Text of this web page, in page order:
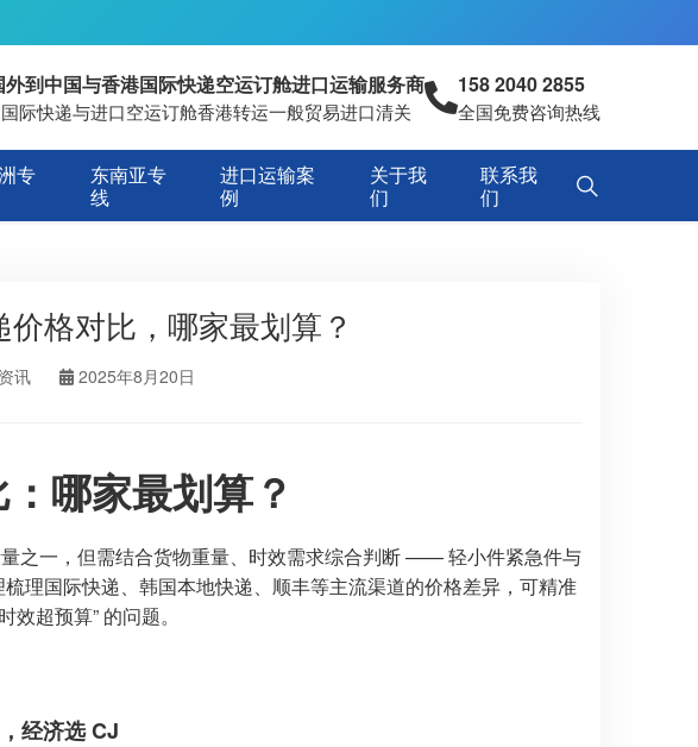
到中国与香港国际快递空运订舱进口运输服务商
际快递与进口空运订舱香港转运一般贸易进口清关
158 2040 2855
全国免费咨询热线
专
东南亚专
线
进口运输案
例
关于我
们
联系我
们
格对比，哪家最划算？
讯 2025年8月20日
哪家最划算？
之一，但需结合货物重量、时效需求综合判断 —— 轻小件紧急件与
理国际快递、韩国本地快递、顺丰等主流渠道的价格差异，可精准
超预算” 的问题。
经济选 CJ